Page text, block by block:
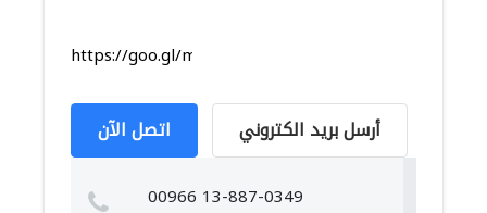
https://goo.gl/maps/ARAmwbNdMH7cgk9E7
اتصل الآن أرسل بريد الكتروني
00966 13-887-0349